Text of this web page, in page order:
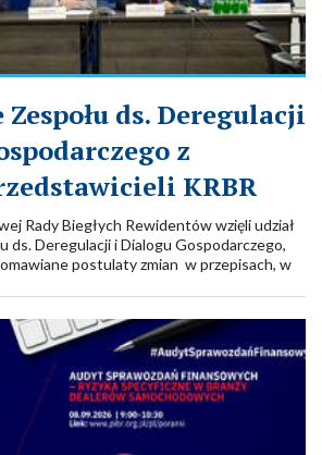
ds. Deregulacji
z
KRBR
Rady Biegłych Rewidentów wzięli udział
ds. Deregulacji i Dialogu Gospodarczego,
postulaty zmian w przepisach, w
oraz w Ustawie o rachunkowości